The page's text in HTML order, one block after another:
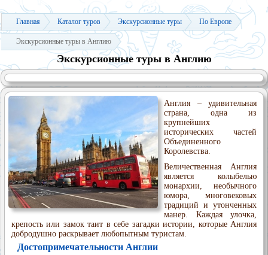
Главная Каталог туров Экскурсионные туры По Европе
Экскурсионные туры в Англию
Экскурсионные туры в Англию
Англия – удивительная
страна, одна из
крупнейших
исторических частей
Объединенного
Королевства.
Величественная Англия
является колыбелью
монархии, необычного
юмора, многовековых
традиций и утонченных
манер. Каждая улочка,
крепость или замок таит в себе загадки истории, которые Англия
добродушно раскрывает любопытным туристам.
Достопримечательности Англии